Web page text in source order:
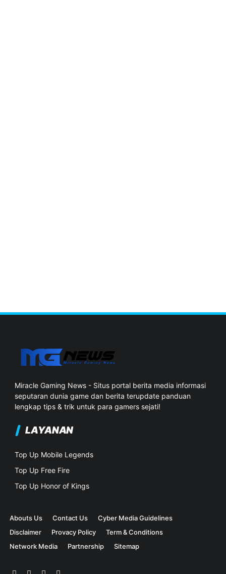
Miracle Gaming News - Situs portal berita media informasi
seputaran dunia game dan berita terupdate panduan
lengkap tips & trik untuk para gamers sejati!
LAYANAN
Top Up Mobile Legends
Top Up Free Fire
Top Up Honor of Kings
Abouts Us Contact Us
Cyber Media Guidelines
Disclaimer
Provacy Policy
Term & Conditions
Network Media
Partnership Sitemap